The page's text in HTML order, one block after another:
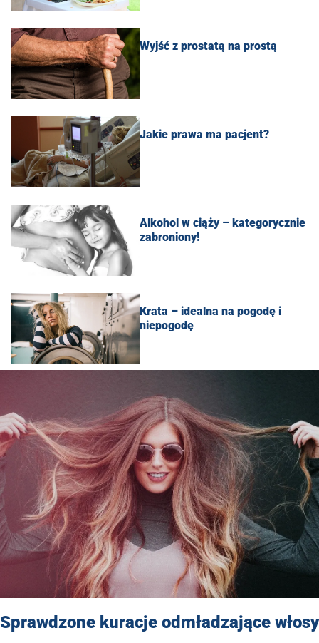
Wyjść z prostatą na prostą
Jakie prawa ma pacjent?
Alkohol w ciąży – kategorycznie
zabroniony!
Krata – idealna na pogodę i
niepogodę
Sprawdzone kuracje odmładzające włosy